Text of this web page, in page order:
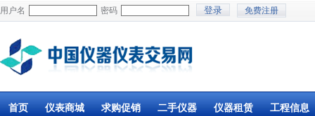
用户名 密码 免费注册
首页 仪表商城 求购促销 二手仪器 仪器租赁 工程信息